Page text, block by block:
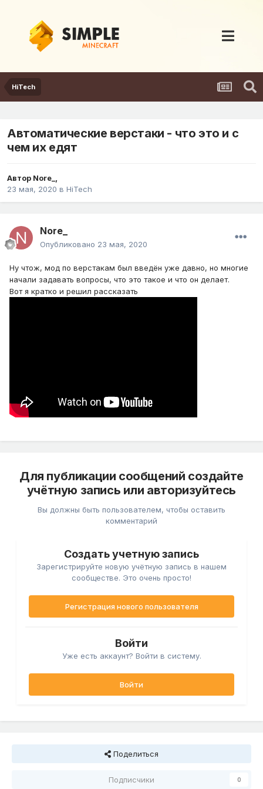
HiTech
Автоматические верстаки - что это и с
чем их едят
Автор Nore_,
23 мая, 2020 в HiTech
Nore_
Опубликовано 23 мая, 2020
Ну чтож, мод по верстакам был введён уже давно, но многие
начали задавать вопросы, что это такое и что он делает.
Вот я кратко и решил рассказать
Для публикации сообщений создайте
учётную запись или авторизуйтесь
Вы должны быть пользователем, чтобы оставить
комментарий
Создать учетную запись
Зарегистрируйте новую учётную запись в нашем
сообществе. Это очень просто!
Регистрация нового пользователя
Войти
Уже есть аккаунт? Войти в систему.
Войти
Поделиться
Подписчики 0